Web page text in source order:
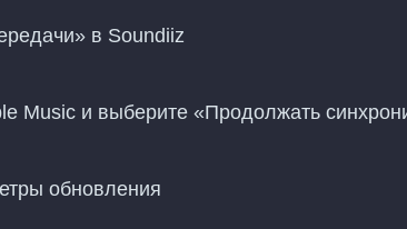
в Soundiiz
Music и выберите «Продолжать
обновления